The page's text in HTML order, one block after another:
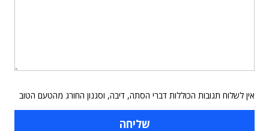
אין לשלוח תגובות הכוללות דברי הסתה, דיבה, וסגנון החורג מהטעם הטוב